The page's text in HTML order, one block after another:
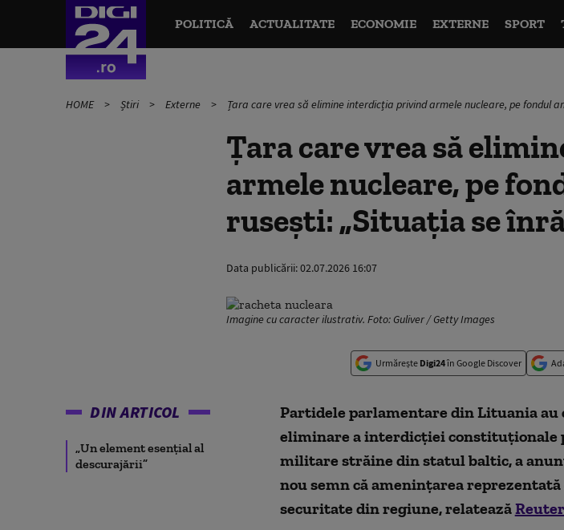
POLITICĂ ACTUALITATE ECONOMIE EXTERNE SPORT
HOME Știri Externe Țara care vrea să elimine interdicția privind armele nucleare, pe fondul
Țara care vrea să
armele nucleare, pe
rusești: „Situația se
Data publicării:02.07.2026 16:07
Imagine cu caracter ilustrativ. Foto: Guliver / Getty Images
Urmărește Digi24în Google Discover
DIN ARTICOL
„Un element esențial al
descurajării”
Partidele parlamentare din Lituania au
eliminare a interdicției constituționale
militare străine din statul baltic, a
nou semn că amenințarea reprezentată
securitate din regiune, relatează